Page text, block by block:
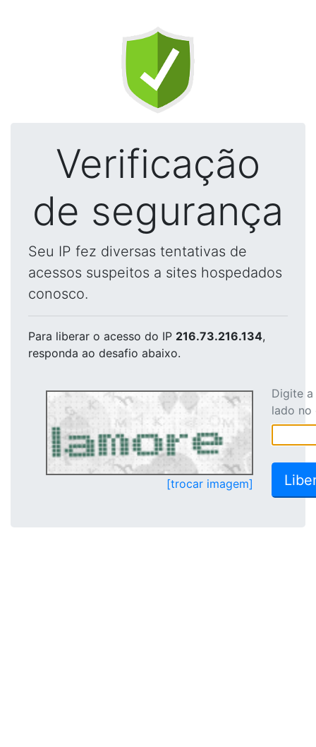
Verificação
de segurança
Seu IP fez diversas tentativas de
acessos suspeitos a sites hospedados
conosco.
Para liberar o acesso do IP 216.73.216.134,
responda ao desafio abaixo.
[trocar imagem]
Digite
lado no